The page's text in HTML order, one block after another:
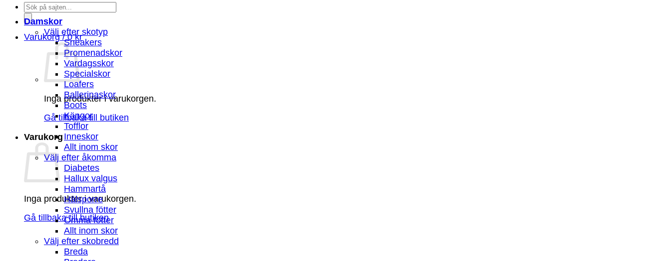
Products
search
Varukorg /0kr
Inga produkter i varukorgen.
Gå tillbaka till butiken
Varukorg
Inga produkter i varukorgen.
Gå tillbaka till butiken
Damskor
Välj efter skotyp
Sneakers
Promenadskor
Vardagsskor
Specialskor
Loafers
Ballerinaskor
Boots
Kängor
Tofflor
Inneskor
Allt inom skor
Välj efter åkomma
Diabetes
Hallux valgus
Hammartå
Hälsporre
Svullna fötter
Ömma fötter
Allt inom skor
Välj efter skobredd
Breda